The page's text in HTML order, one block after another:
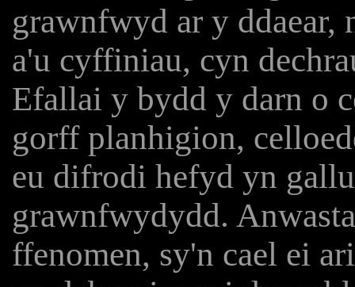
grawnfwyd ar y
a'u cyffiniau, cyn
Efallai y bydd y darn o
gorff planhigion,
eu difrodi hefyd yn
grawnfwydydd.
ffenomen, sy'n cael ei